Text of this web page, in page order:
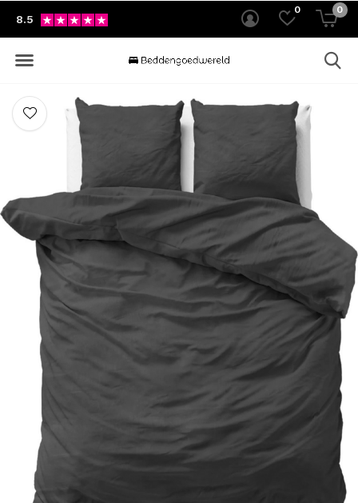
0 0
8.5